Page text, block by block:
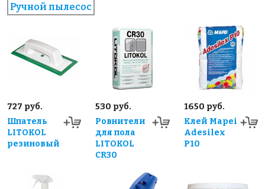
Ручной пылесос
727 руб.
Шпатель
LITOKOL
резиновый
530 руб.
Ровнители
для пола
LITOKOL
CR30
1650 руб.
Клей Mapei
Adesilex
P10